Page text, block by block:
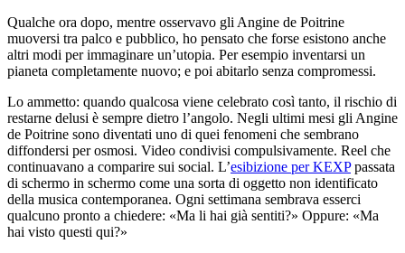
Qualche ora dopo, mentre osservavo gli Angine de Poitrine
muoversi tra palco e pubblico, ho pensato che forse esistono anche
altri modi per immaginare un’utopia. Per esempio inventarsi un
pianeta completamente nuovo; e poi abitarlo senza compromessi.
Lo ammetto: quando qualcosa viene celebrato così tanto, il rischio di
restarne delusi è sempre dietro l’angolo. Negli ultimi mesi gli Angine
de Poitrine sono diventati uno di quei fenomeni che sembrano
diffondersi per osmosi. Video condivisi compulsivamente. Reel che
continuavano a comparire sui social. L’esibizione per KEXPpassata
di schermo in schermo come una sorta di oggetto non identificato
della musica contemporanea. Ogni settimana sembrava esserci
qualcuno pronto a chiedere: «Ma li hai già sentiti?» Oppure: «Ma
hai visto questi qui?»